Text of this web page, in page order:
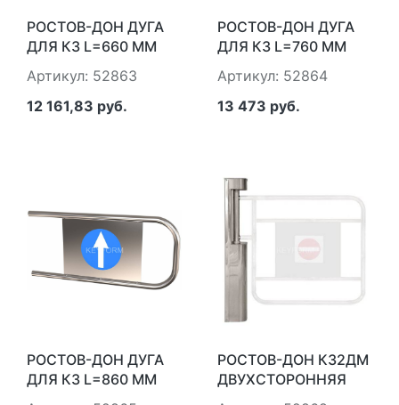
РОСТОВ-ДОН ДУГА
ДЛЯ К3 L=660 ММ
Артикул: 52863
12 161,83 руб.
РОСТОВ-ДОН ДУГА
ДЛЯ К3 L=760 ММ
Артикул: 52864
13 473 руб.
РОСТОВ-ДОН ДУГА
ДЛЯ К3 L=860 ММ
РОСТОВ-ДОН К32ДМ
ДВУХСТОРОННЯЯ
(БЕЗ ДУГИ)